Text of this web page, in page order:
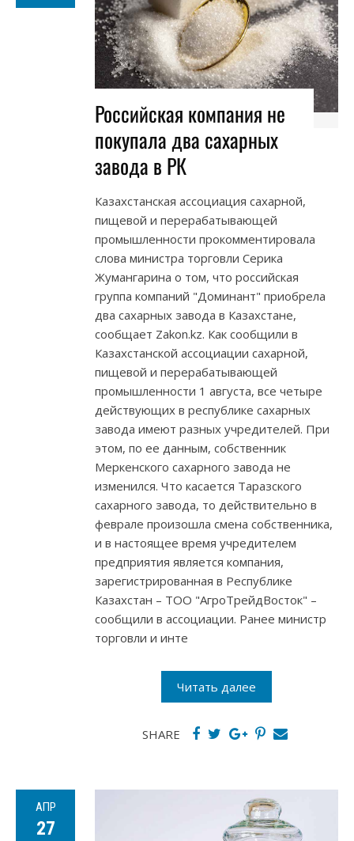
Российская компания не
покупала два сахарных
завода в РК
Казахстанская ассоциация сахарной,
пищевой и перерабатывающей
промышленности прокомментировала
слова министра торговли Серика
Жумангарина о том, что российская
группа компаний "Доминант" приобрела
два сахарных завода в Казахстане,
сообщает Zakon.kz. Как сообщили в
Казахстанской ассоциации сахарной,
пищевой и перерабатывающей
промышленности 1 августа, все четыре
действующих в республике сахарных
завода имеют разных учредителей. При
этом, по ее данным, собственник
Меркенского сахарного завода не
изменился. Что касается Таразского
сахарного завода, то действительно в
феврале произошла смена собственника,
и в настоящее время учредителем
предприятия является компания,
зарегистрированная в Республике
Казахстан – ТОО "АгроТрейдВосток" –
сообщили в ассоциации. Ранее министр
торговли и инте
Читать далее
SHARE
АПР
27